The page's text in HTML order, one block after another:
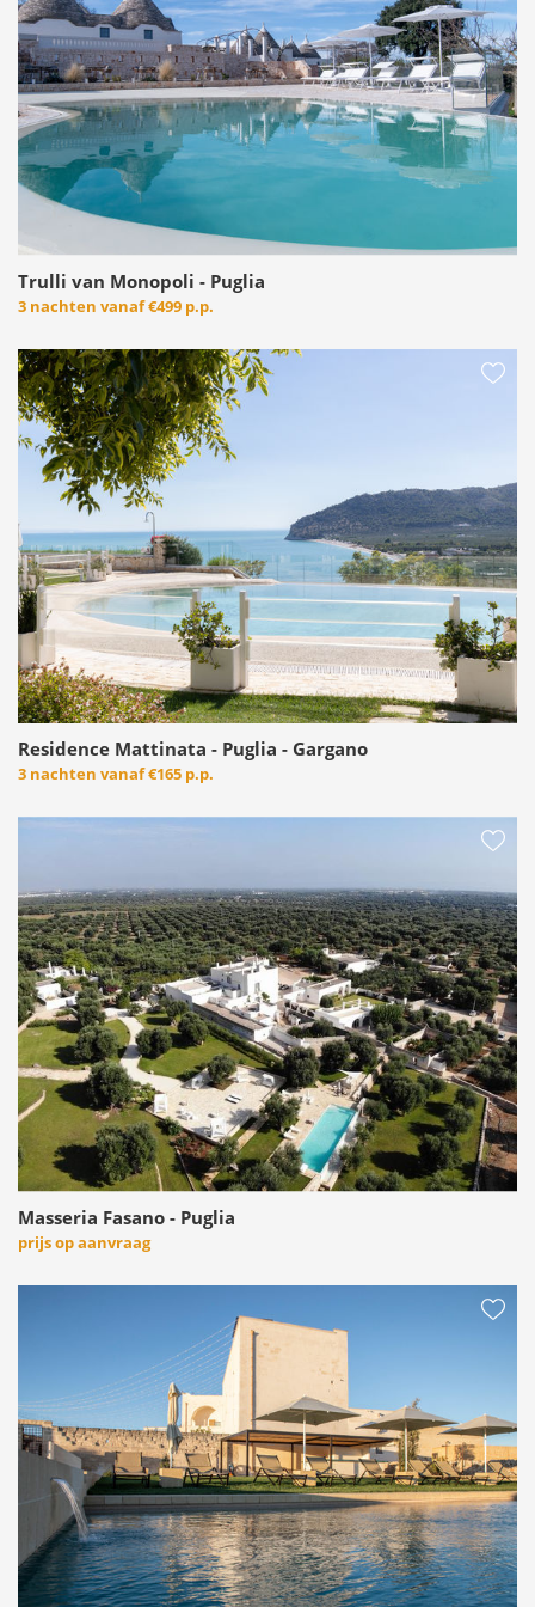
Trulli van Monopoli - Puglia
3 nachten vanaf€499 p.p.
Residence Mattinata - Puglia - Gargano
3 nachten vanaf€165 p.p.
Masseria Fasano - Puglia
prijs op aanvraag